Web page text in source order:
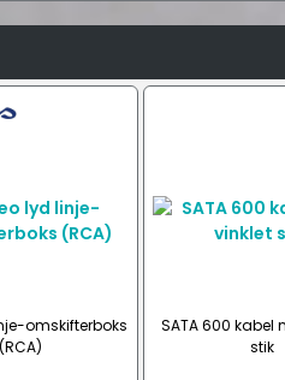
omskifterboks
(RCA)
SATA 600 kabel
stik